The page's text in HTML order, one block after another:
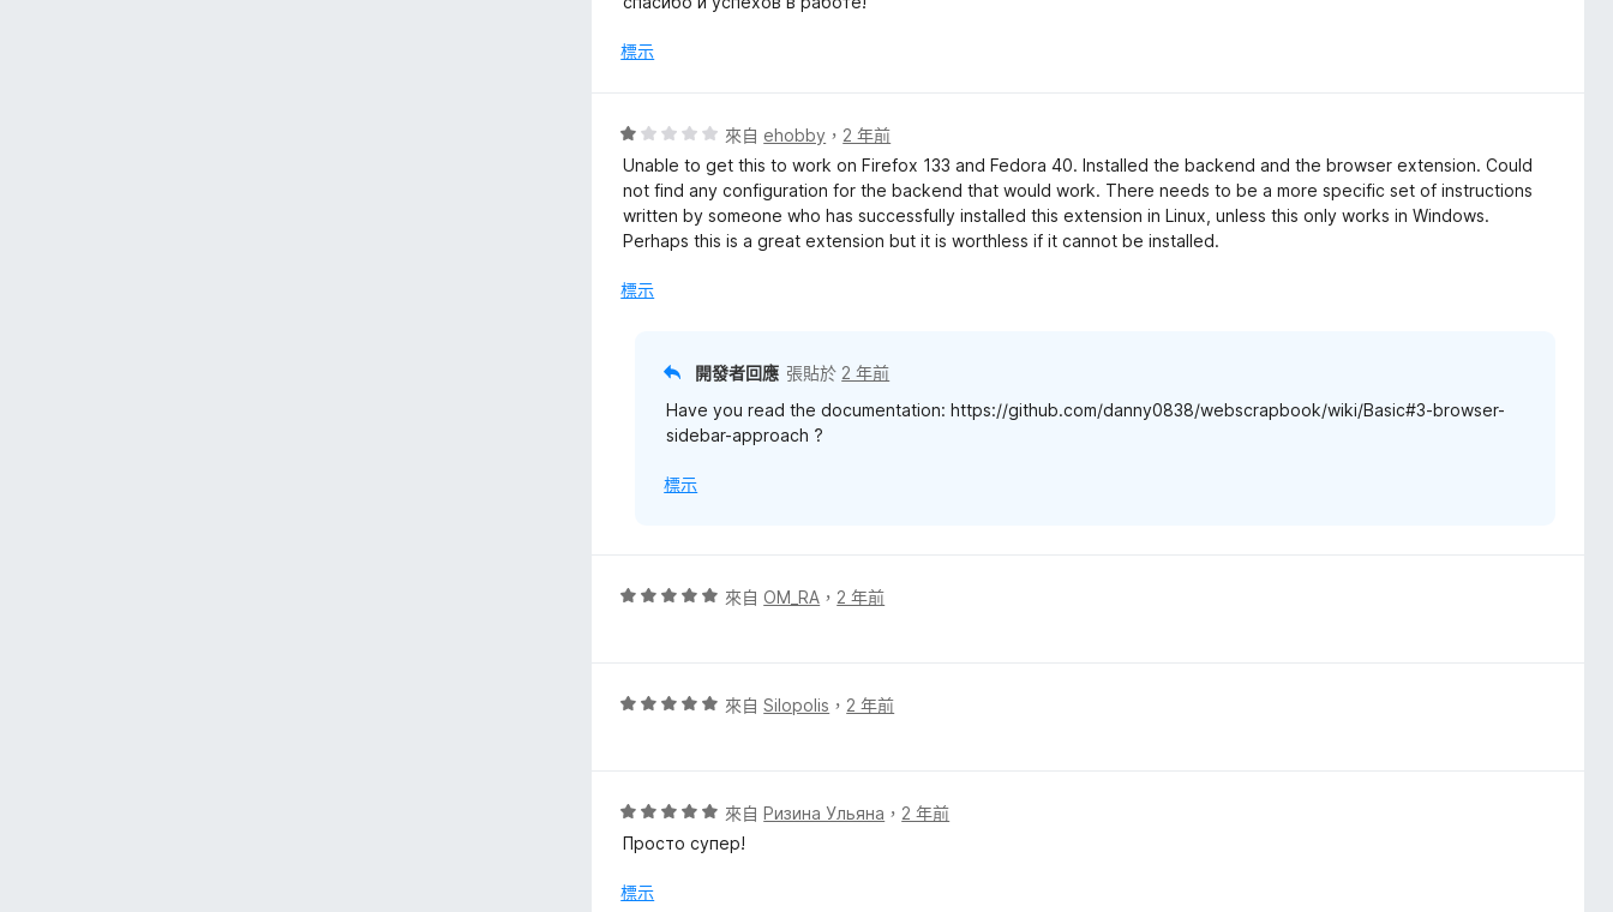
5
分
，
5
分
標示
評
價
1
分
，
分
來自 ehobby ， 2 年前
Unable to get this to work on Firefox 133 and Fedora 40. Installed the backend and the browser extension. Could
not find any configuration for the backend that would work. There needs to be a more specific set of instructions
written by someone who has successfully installed this extension in Linux, unless this only works in Windows.
Perhaps this is a great extension but it is worthless if it cannot be installed.
標示
開發者回應 張貼於 2 年前
Have you read the documentation: https://github.com/danny0838/webscrapbook/wiki/Basic#3-browser-
sidebar-approach ?
標示
評
，
來自 OM_RA ， 2 年前
評
，
分
5
分
來自Silopolis ， 2 年前
評
價
分
來自Ризина Ульяна ， 2 年前
Просто супер!
標示